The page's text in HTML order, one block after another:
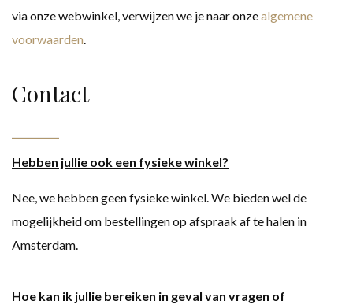
via onze webwinkel, verwijzen we je naar onzealgemene
voorwaarden.
Contact
Hebben jullie ook een fysieke winkel?
Nee, we hebben geen fysieke winkel. We bieden wel de
mogelijkheid om bestellingen op afspraak af te halen in
Amsterdam.
Hoe kan ik jullie bereiken in geval van vragen of